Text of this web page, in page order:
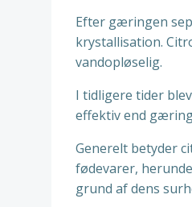
Efter gæringen
krystallisation.
vandopløselig.
I tidligere tider
effektiv end
Generelt betyder
fødevarer,
grund af dens